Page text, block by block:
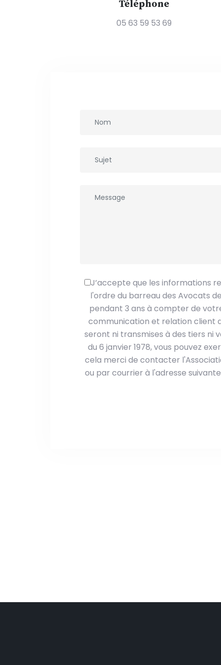
Téléphone
05 63 59 53 69
J’accepte que les informations
l'ordre du barreau des Avocats
pendant 3 ans à compter de
communication et relation client
seront ni transmises à des tiers ni
du 6 janvier 1978, vous pouvez
cela merci de contacter
ou par courrier à l'adresse